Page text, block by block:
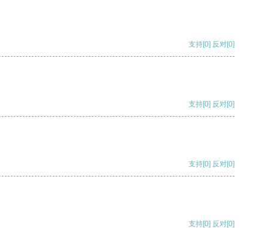
支持[0] 反对[0]
支持[0] 反对[0]
支持[0] 反对[0]
支持[0] 反对[0]